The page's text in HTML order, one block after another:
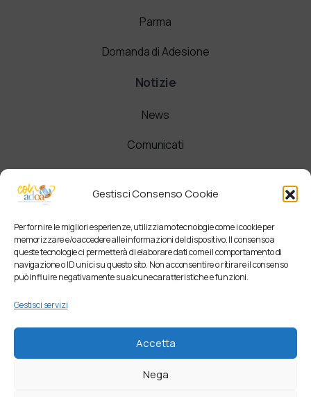
Gestisci Consenso Cookie
Per fornire le migliori esperienze, utilizziamo tecnologie come i cookie per
memorizzare e/o accedere alle informazioni del dispositivo. Il consenso a
queste tecnologie ci permetterà di elaborare dati come il comportamento di
navigazione o ID unici su questo sito. Non acconsentire o ritirare il consenso
può influire negativamente su alcune caratteristiche e funzioni.
Gestisci servizi
Accetta
Nega
Parma
Domanda di Adesione
Notizie
News
Comunicati